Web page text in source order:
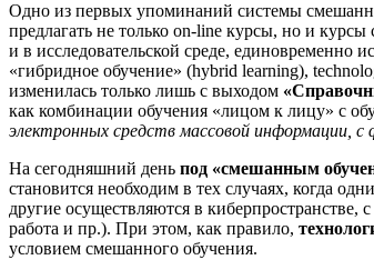
Одно из первых упоминаний системы
предлагать не только on-line курсы, но и
и в исследовательской среде, единовременно
«гибридное обучение» (hybrid learning),
изменилась только лишь с выходом
как комбинации обучения «лицом к лицу» с
электронных средств массовой информации,
На сегодняшний день под «смешанным
становится необходим в тех случаях, когда
другие осуществляются в
работа и пр.). При этом, как правило,
условием смешанного обучения.